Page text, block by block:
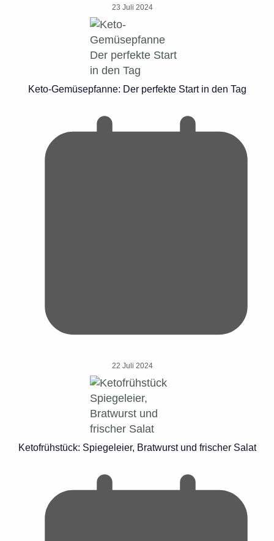
23 Juli 2024
Keto-Gemüsepfanne: Der perfekte Start in den Tag
22 Juli 2024
Ketofrühstück: Spiegeleier, Bratwurst und frischer Salat